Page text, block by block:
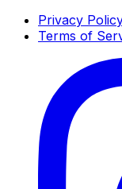
Privacy
Terms of